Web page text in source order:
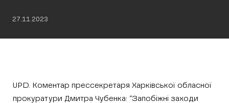
27.11.2023
UPD. Коментар прессекретаря Харківської обласної
прокуратури Дмитра Чубенка: “Запобіжні заходи